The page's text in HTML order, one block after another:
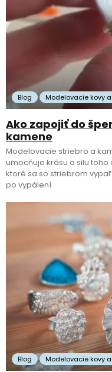
Blog Modelovacie kovy
Ako zapojiť do
kamene
Modelovacie striebro a
umocňuje krásu a silu toho
ktoré sa so striebrom
po vypálení.
Blog Modelovacie kovy